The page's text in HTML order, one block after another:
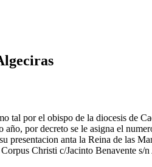
tal por el obispo de la diocesis de
por decreto se le asigna el
presentacion anta la Reina de las
Christi c/Jacinto Benavente s/n